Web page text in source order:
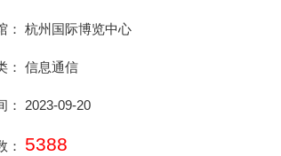
： 杭州国际博览中心
： 信息通信
： 2023-09-20
： 5388